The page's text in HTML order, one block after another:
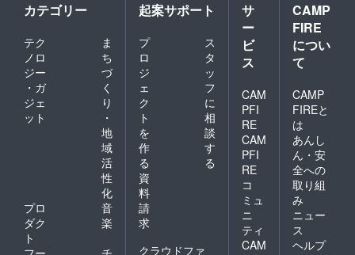
カテゴリー
テク
ノロ
ジー
・ガ
ジェ
ット
ま
ち
づ
く
り
・
地
域
活
性
化
プロ
ダク
ト
音
楽
起案サポート
プ
ロ
ジ
ェ
ク
ト
を
作
る
ス
タ
ッ
フ
に
相
談
す
る
資
料
請
求
クラウドファ
サ
ー
ビ
ス
CAM
PFI
RE
CAM
PFI
RE
コ
ミュ
ニ
ティ
CAM
CAMP
FIRE
につい
て
CAMP
FIREと
は
あんし
ん・安
全への
取り組
み
ニュー
ス
ヘルプ